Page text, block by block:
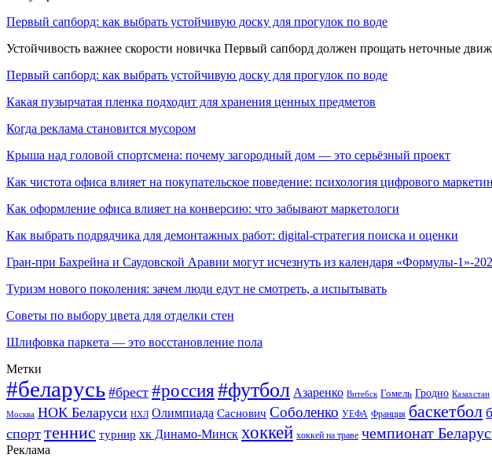
Первый сапборд: как выбрать устойчивую доску для прогулок по воде
Устойчивость важнее скорости новичка Первый сапборд должен прощать неточные
Первый сапборд: как выбрать устойчивую доску для прогулок по воде
Какая пузырчатая пленка подходит для хранения ценных предметов
Когда реклама становится мусором
Крыша над головой спортсмена: почему загородный дом — это серьёзный проект
Как чистота офиса влияет на покупательское поведение: психология цифрового
Как оформление офиса влияет на конверсию: что забывают маркетологи
Как выбрать подрядчика для демонтажных работ: digital-стратегия поиска и оценки
Гран-при Бахрейна и Саудовской Аравии могут исчезнуть из календаря «Формулы-1»-
Туризм нового поколения: зачем люди едут не смотреть, а испытывать
Советы по выбору цвета для отделки стен
Шлифовка паркета — это восстановление пола
Метки
#беларусь #брест #россия#футбол Азаренко Витебск Гомель Гродно Казахстан
Москва НОК Беларуси НХЛ Олимпиада Саснович Соболенко УЕФА Франция баскетбол
спорт теннис турнир хк Динамо-Минск хоккей хоккей на траве чемпионат
Реклама